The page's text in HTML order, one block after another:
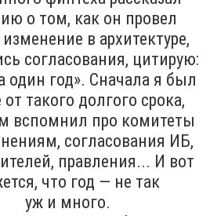
о том, как он провел
в архитектуре,
согласования, цитирую:
один год». Сначала я был
такого долгого срока,
вспомнил про комитеты
согласования ИБ,
правления... И вот
что год — не так
уж и много.